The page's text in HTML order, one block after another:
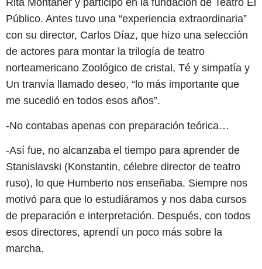
Rita Montaner y participó en la fundación de Teatro El
Público. Antes tuvo una “experiencia extraordinaria”
con su director, Carlos Díaz, que hizo una selección
de actores para montar la trilogía de teatro
norteamericano Zoológico de cristal, Té y simpatía y
Un tranvía llamado deseo, “lo más importante que
me sucedió en todos esos años”.
-No contabas apenas con preparación teórica…
-Así fue, no alcanzaba el tiempo para aprender de
Stanislavski (Konstantin, célebre director de teatro
ruso), lo que Humberto nos enseñaba. Siempre nos
motivó para que lo estudiáramos y nos daba cursos
de preparación e interpretación. Después, con todos
esos directores, aprendí un poco más sobre la
marcha.